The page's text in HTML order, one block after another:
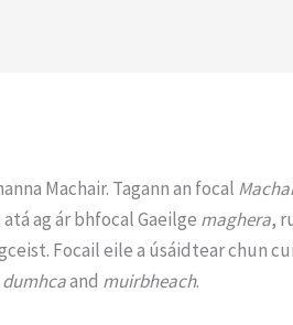
Machair. Tagann an focal
ag ár bhfocal Gaeilge maghera,
Focail eile a úsáidtear chun
dumhcaand muirbheach.